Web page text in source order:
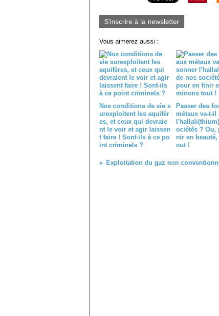
S'inscrire à la newsletter
Vous aimerez aussi :
Nos conditions de vie s
urexploitent les aquifèr
es, et ceux qui devraie
nt le voir et agir laissen
t faire ! Sont-ils à ce po
int criminels ?
Passer des
métaux va-t-il
ociétés ? Ou,
nir en
out !